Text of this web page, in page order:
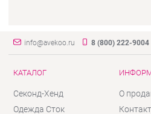
info@avekoo.ru 8 (800) 222-9004
КАТАЛОГ
Секонд-Хенд
Одежда Сток
О